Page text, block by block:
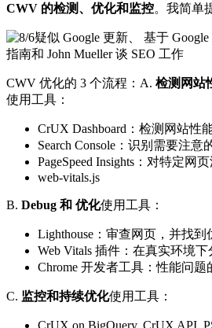
CWV 的检测、优化和监控。我简单
CWV 优化的 3 个流程：A. 检测网站
使用工具：
CrUX Dashboard：检测网站性
Search Console：识别需要注意
PageSpeed Insights：对特定网
web-vitals.js
B. Debug 和 优化使用工具：
Lighthouse：审查网页，并找到
Web Vitals 插件：在真实环境
Chrome 开发者工具：性能问题
C. 监控和持续优化使用工具：